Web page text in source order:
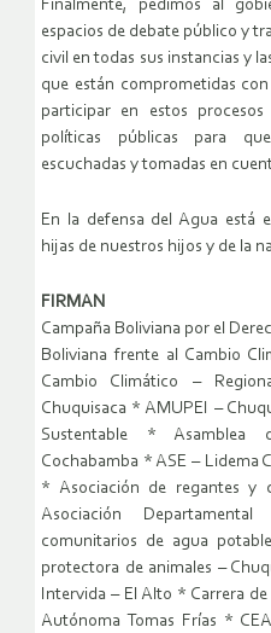
Finalmente, pedimos al
espacios de debate público y
civil en todas sus instancias y
que están comprometidas
participar en estos
políticas públicas para
escuchadas y tomadas en
En la defensa del Agua está
hijas de nuestros hijos y de la
FIRMAN
Campaña Boliviana por el
Boliviana frente al Cambio
Cambio Climático –
Chuquisaca * AMUPEI –
Sustentable * Asamblea
Cochabamba * ASE – Lidema
* Asociación de regantes y
Asociación
comunitarios de agua
protectora de animales –
Intervida – El Alto * Carrera
Autónoma Tomas Frías *